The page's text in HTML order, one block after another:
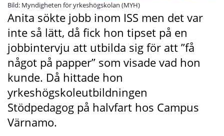
Bild: Myndigheten för yrkeshögskolan (MYH)
Anita sökte jobb inom ISS men det var
inte så lätt, då fick hon tipset på en
jobbintervju att utbilda sig för att ”få
något på papper” som visade vad hon
kunde. Då hittade hon
yrkeshögskoleutbildningen
Stödpedagog på halvfart hos Campus
Värnamo.